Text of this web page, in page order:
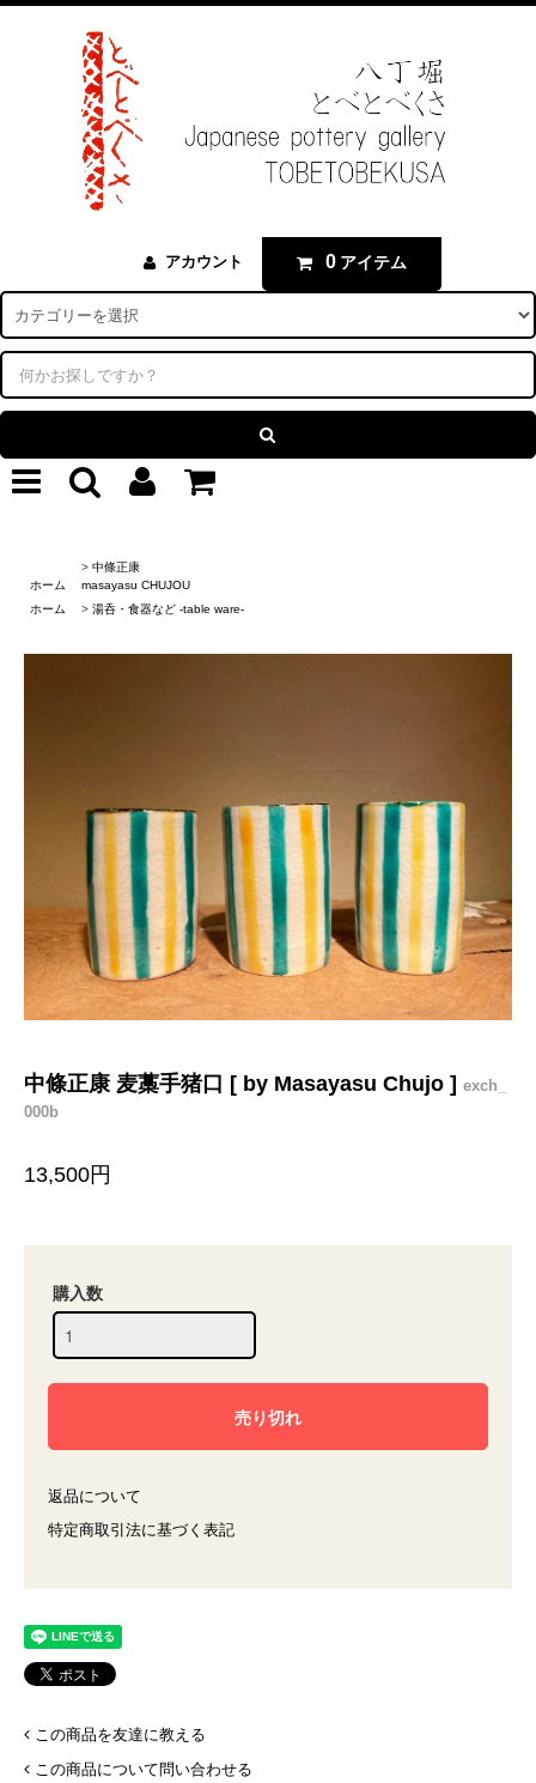
アカウント 0 アイテム
ホーム
> 中條正康
masayasu CHUJOU
ホーム
> 湯呑・食器など -table ware-
中條正康 麦藁手猪口 [ by Masayasu Chujo ] exch_
000b
13,500円
購入数
返品について
特定商取引法に基づく表記
この商品を友達に教える
この商品について問い合わせる